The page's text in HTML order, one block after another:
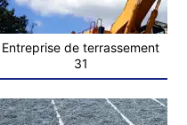
Entreprise de terrassement
31